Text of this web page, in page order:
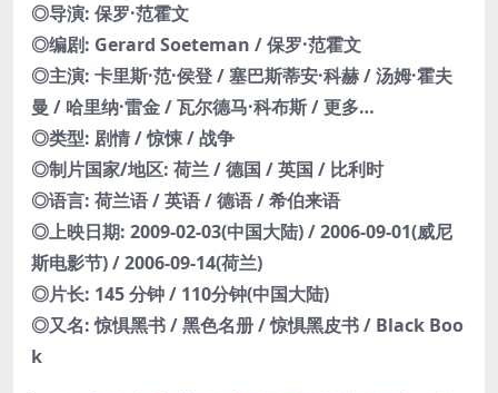
◎导演: 保罗·范霍文
◎编剧: Gerard Soeteman / 保罗·范霍文
◎主演: 卡里斯·范·侯登 / 塞巴斯蒂安·科赫 / 汤姆·霍夫
曼 / 哈里纳·雷金 / 瓦尔德马·科布斯 / 更多…
◎类型: 剧情 / 惊悚 / 战争
◎制片国家/地区: 荷兰 / 德国 / 英国 / 比利时
◎语言: 荷兰语 / 英语 / 德语 / 希伯来语
◎上映日期: 2009-02-03(中国大陆) / 2006-09-01(威尼
斯电影节) / 2006-09-14(荷兰)
◎片长: 145 分钟 / 110分钟(中国大陆)
◎又名: 惊惧黑书 / 黑色名册 / 惊惧黑皮书 / Black Boo
k